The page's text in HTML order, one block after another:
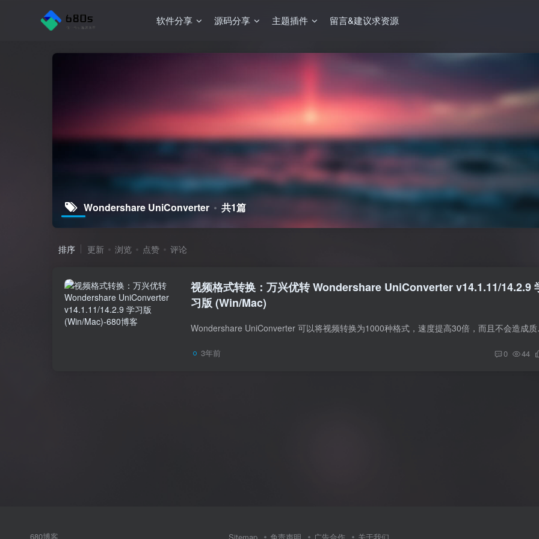
软件分享 源码分享 主题插件 留言&建议求资源
Wondershare UniConverter 共1篇
排序 更新 浏览 点赞 评论
视频格式转换：万兴优转 Wondershare UniConverter v14.1.11/14.2.9
习版 (Win/Mac)
Wondershare
3年前 0 44
680博客 Sitemap 免责声明 广告合作 关于我们